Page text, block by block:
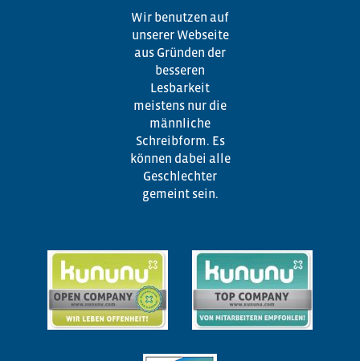
Wir benutzen auf
unserer Webseite
aus Gründen der
besseren
Lesbarkeit
meistens nur die
männliche
Schreibform. Es
können dabei alle
Geschlechter
gemeint sein.